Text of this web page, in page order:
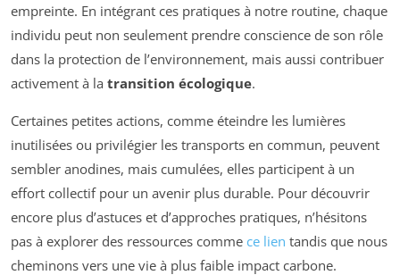
empreinte. En intégrant ces pratiques à notre routine, chaque
individu peut non seulement prendre conscience de son rôle
dans la protection de l’environnement, mais aussi contribuer
activement à la transition écologique.
Certaines petites actions, comme éteindre les lumières
inutilisées ou privilégier les transports en commun, peuvent
sembler anodines, mais cumulées, elles participent à un
effort collectif pour un avenir plus durable. Pour découvrir
encore plus d’astuces et d’approches pratiques, n’hésitons
pas à explorer des ressources comme ce lien tandis que nous
cheminons vers une vie à plus faible impact carbone.